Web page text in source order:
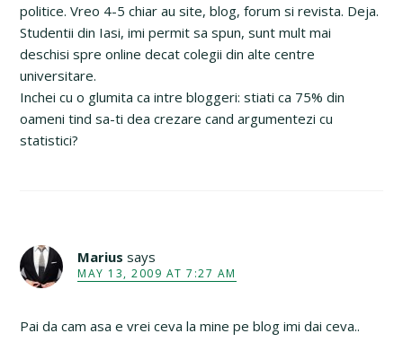
politice. Vreo 4-5 chiar au site, blog, forum si revista. Deja.
Studentii din Iasi, imi permit sa spun, sunt mult mai
deschisi spre online decat colegii din alte centre
universitare.
Inchei cu o glumita ca intre bloggeri: stiati ca 75% din
oameni tind sa-ti dea crezare cand argumentezi cu
statistici?
Marius says
MAY 13, 2009 AT 7:27 AM
Pai da cam asa e vrei ceva la mine pe blog imi dai ceva..